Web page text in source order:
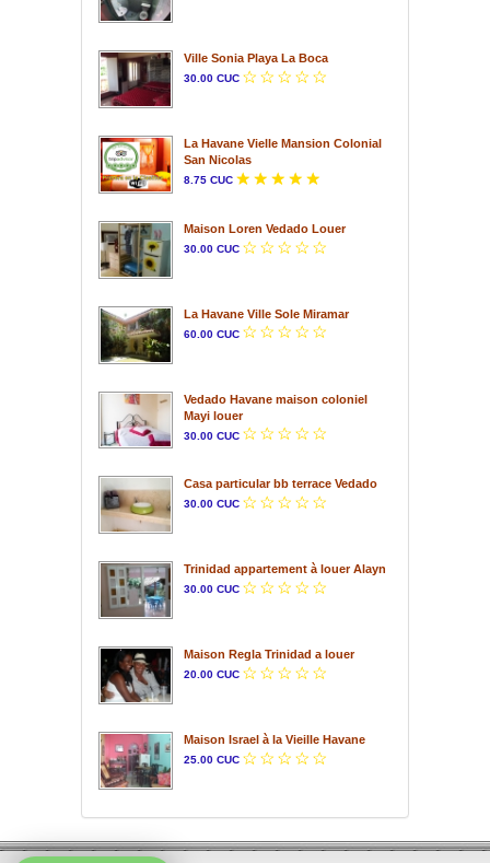
Ville Sonia Playa La Boca
30.00 CUC
La Havane Vielle Mansion Colonial
San Nicolas
8.75 CUC
Maison Loren Vedado Louer
30.00 CUC
La Havane Ville Sole Miramar
60.00 CUC
Vedado Havane maison coloniel
Mayi louer
30.00 CUC
Casa particular bb terrace Vedado
30.00 CUC
Trinidad appartement à louer Alayn
30.00 CUC
Maison Regla Trinidad a louer
20.00 CUC
Maison Israel à la Vieille Havane
25.00 CUC